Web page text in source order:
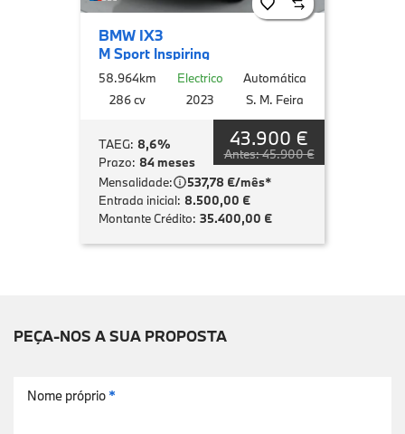
BMW IX3
M Sport Inspiring
58.964km
286 cv
Electrico
2023
Automática
S. M. Feira
TAEG: 8,6%
Prazo: 84 meses
Mensalidade:
537,78 €/mês*
Entrada inicial: 8.500,00 €
Montante Crédito: 35.400,00 €
43.900 €
Antes: 45.900 €
PEÇA-NOS A SUA PROPOSTA
Nome próprio *